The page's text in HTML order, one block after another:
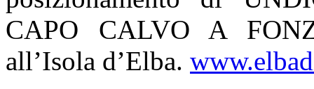
CAPO CALVO A
all’Isola d’Elba.